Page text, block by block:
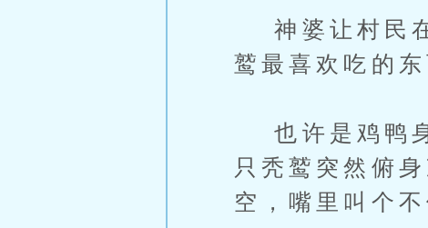
神婆让村民在
鹫最喜欢吃的
也许是鸡鸭身
只秃鹫突然俯
空，嘴里叫个